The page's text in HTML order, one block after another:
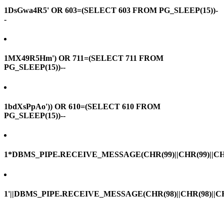
1DsGwa4R5' OR 603=(SELECT 603 FROM PG_SLEEP(15))-
-
1MX49R5Hm') OR 711=(SELECT 711 FROM
PG_SLEEP(15))--
1bdXsPpAo')) OR 610=(SELECT 610 FROM
PG_SLEEP(15))--